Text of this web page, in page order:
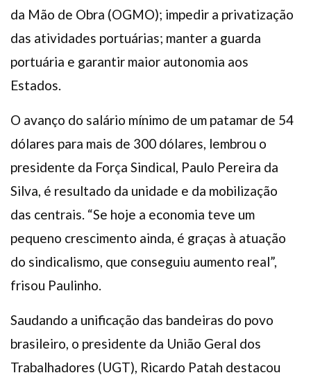
da Mão de Obra (OGMO); impedir a privatização
das atividades portuárias; manter a guarda
portuária e garantir maior autonomia aos
Estados.
O avanço do salário mínimo de um patamar de 54
dólares para mais de 300 dólares, lembrou o
presidente da Força Sindical, Paulo Pereira da
Silva, é resultado da unidade e da mobilização
das centrais. “Se hoje a economia teve um
pequeno crescimento ainda, é graças à atuação
do sindicalismo, que conseguiu aumento real”,
frisou Paulinho.
Saudando a unificação das bandeiras do povo
brasileiro, o presidente da União Geral dos
Trabalhadores (UGT), Ricardo Patah destacou